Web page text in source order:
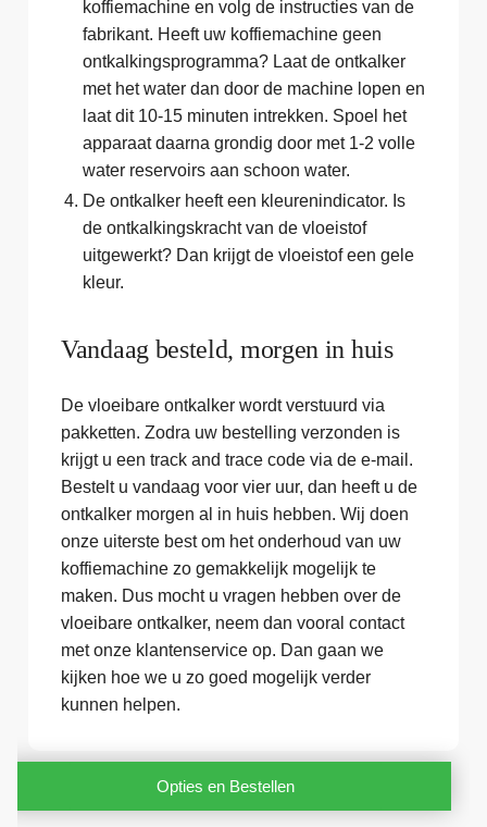
koffiemachine en volg de instructies van de
fabrikant. Heeft uw koffiemachine geen
ontkalkingsprogramma? Laat de ontkalker
met het water dan door de machine lopen en
laat dit 10-15 minuten intrekken. Spoel het
apparaat daarna grondig door met 1-2 volle
water reservoirs aan schoon water.
De ontkalker heeft een kleurenindicator. Is
de ontkalkingskracht van de vloeistof
uitgewerkt? Dan krijgt de vloeistof een gele
kleur.
Vandaag besteld, morgen in huis
De vloeibare ontkalker wordt verstuurd via
pakketten. Zodra uw bestelling verzonden is
krijgt u een track and trace code via de e-mail.
Bestelt u vandaag voor vier uur, dan heeft u de
ontkalker morgen al in huis hebben. Wij doen
onze uiterste best om het onderhoud van uw
koffiemachine zo gemakkelijk mogelijk te
maken. Dus mocht u vragen hebben over de
vloeibare ontkalker, neem dan vooral contact
met onze klantenservice op. Dan gaan we
kijken hoe we u zo goed mogelijk verder
kunnen helpen.
Opties en Bestellen